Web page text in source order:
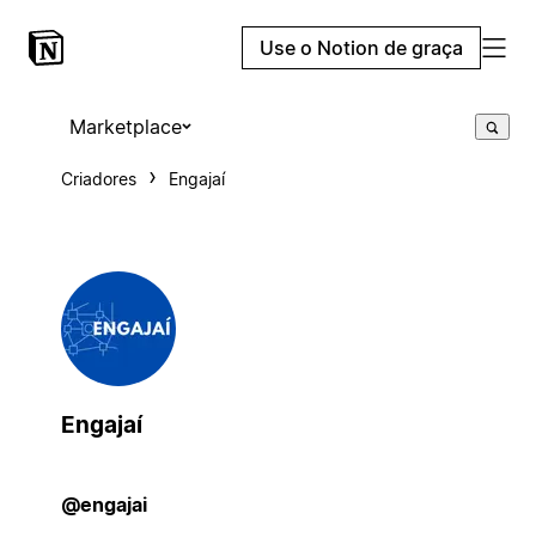
Use o Notion de graça
Marketplace
Criadores Engajaí
Engajaí
@engajai